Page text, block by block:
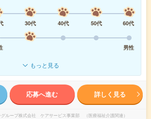
30代 40代 50代
60代
男性
もっと見る
応募へ進む 詳しく見る
グループ株式会社 ケアサービス事業部 （医療福祉介護関連）